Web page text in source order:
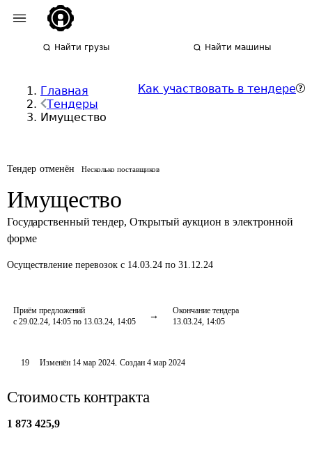
Найти грузы Найти машины
Главная
Тендеры
Имущество
Как участвовать в тендере
Тендер отменён Несколько поставщиков
Имущество
Государственный тендер, Открытый аукцион в электронной
форме
Осуществление перевозок с 14.03.24 по 31.12.24
Приём предложений
с 29.02.24, 14:05 по 13.03.24, 14:05
Окончание тендера
13.03.24, 14:05
19 Изменён 14 мар 2024. Создан 4 мар 2024
Стоимость контракта
1 873 425,9